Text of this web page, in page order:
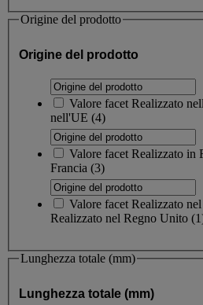
Origine del prodotto
Origine del prodotto
Valore facet Realizzato
nell'UE (4)
Valore facet Realizzato in
Francia (3)
Valore facet Realizzato
Realizzato nel Regno Unito
Lunghezza totale (mm)
Lunghezza totale (mm)